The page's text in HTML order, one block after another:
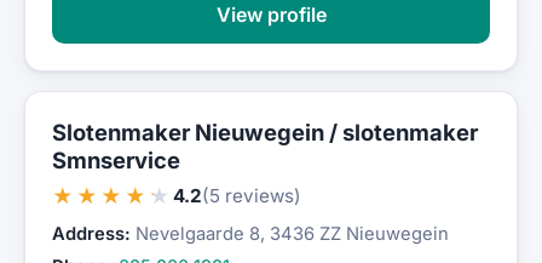
View profile
Slotenmaker Nieuwegein / slotenmaker
Smnservice
★★★★★ 4.2(5 reviews)
Address: Nevelgaarde 8, 3436 ZZ Nieuwegein